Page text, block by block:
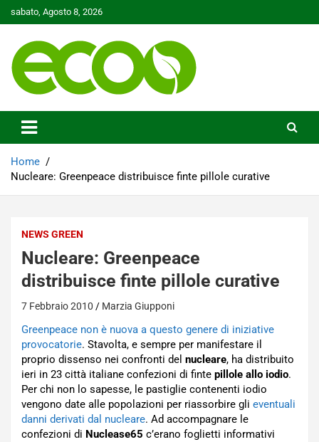
to
sabato, Agosto 8, 2026
Ecoo.it
Home
Nucleare: Greenpeace distribuisce finte pillole curative
NEWS GREEN
Nucleare: Greenpeace
distribuisce finte pillole curative
7 Febbraio 2010 Marzia Giupponi
Greenpeace non è nuova a questo genere di iniziative
provocatorie. Stavolta, e sempre per manifestare il
proprio dissenso nei confronti del nucleare, ha distribuito
ieri in 23 città italiane confezioni di finte pillole allo iodio.
Per chi non lo sapesse, le pastiglie contenenti iodio
vengono date alle popolazioni per riassorbire gli eventuali
danni derivati dal nucleare. Ad accompagnare le
confezioni di Nuclease65 c’erano foglietti informativi